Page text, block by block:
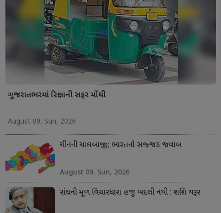
ગુજરાતભરમાં રિક્ષાની સફર મોંઘી
August 09, Sun, 2026
ચીનની ચાલબાજી; ભારતનો સજ્જડ જવાબ
August 09, Sun, 2026
સંઘની મૂળ વિચારધારા હજુ બદલી નથી : શશિ થરૂર